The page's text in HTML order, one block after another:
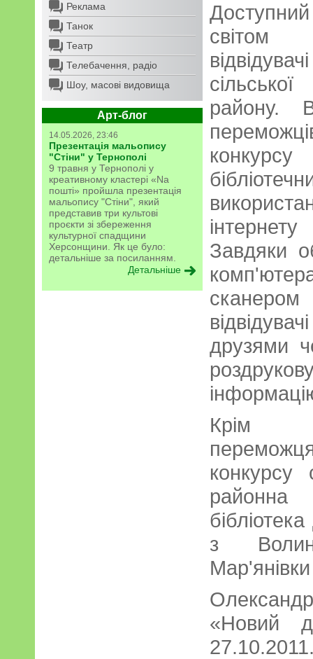
Реклама
Танок
Театр
Телебачення, радіо
Шоу, масові видовища
Арт-блог
14.05.2026, 23:46
Презентація мальопису
"Стіни" у Тернополі
9 травня у Тернополі у
креативному кластері «Na
пошті» пройшла презентація
мальопису "Стіни", який
представив три культові
проєкти зі збереження
культурної спадщини
Херсонщини. Як це було:
детальніше за посиланням.
Детальніше
світом
району.
Завдяки
друзями
Крім
конкурсу
районна
з
«Новий